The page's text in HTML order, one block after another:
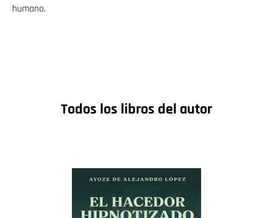
humano.
Todos los libros del autor